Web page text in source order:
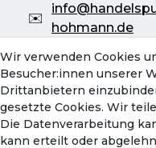
✉️
hohmann.de
Fr: 08:00 - 13:00
Wir verwenden Cookies
Besucher:innen unserer
Drittanbietern
gesetzte Cookies. Wir
Die Datenverarbeitung
kann erteilt oder